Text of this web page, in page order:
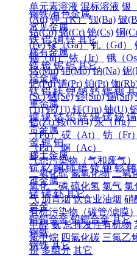
单元素溶液 混标溶液 银
(Au) 钾（K） 钡(Ba) 铍
钴(Co) 铬(Cr) 铯(Cs) 铜
(Fe) 镓（Ga） 钆（Gd）
铟（In） 铱（Ir） 锇（Os
锰(Mn) 钼(Mo) 钠(Na) 铌
钯(Pd) 镨(Pr) 铂(Pt) 铷
(Sc) 硒(Se) 钐(Sm) 锡(Sn)
(Ti) 铊(Tl) 铥(Tm) 铀(U)
锆(Zr) 铵(NH4) 汞（Hg）
（Po） 砹（At） 钫（Fr）
（Pa） 锕（Ac）
气态污染物（气和废气）
二氧化硫 氮氧化物 二氧
氧化二磷 硫化氢 氯气 氯
气 沥青烟 饮食业油烟 硝
有机污染物（碳管/滤膜
甲醛 氨 总挥发性有机物
氯甲烷 四氯化碳 三氯乙
份 多组分 其它
钢铁/有色金属
常见金属
铁 铝 铜 锌 其它
稀有金属
锆 铪 铌 钽 其它
轻金属
钛 铝 镁 钾 钠 钙 锶 钡
重金属
铜 镍 钴 铅 锌 锡 锑 铋 镉
贵金属
金 银 铂
稀土金属
钪 钇 镧 铈 镨 钕 钷 钐 铕
准金属
锗 锑 钋 其它
合金
铜铅合金 铅钯合金 其它
钢铁
钢铁 其它